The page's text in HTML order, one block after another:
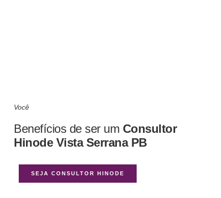
Você
Benefícios de ser um Consultor
Hinode Vista Serrana PB
SEJA CONSULTOR HINODE